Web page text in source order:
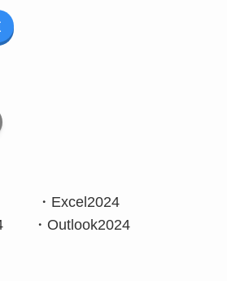
・Excel2024
・Outlook2024